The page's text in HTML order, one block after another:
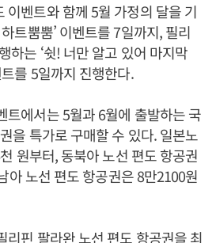
이벤트와 함께 5월 가정의 달을 기
트뿜뿜’ 이벤트를 7일까지, 필리
하는 ‘쉿! 너만 알고 있어 마지막
를 5일까지 진행한다.
트에서는 5월과 6월에 출발하는 국
을 특가로 구매할 수 있다. 일본노
원부터, 동북아 노선 편도 항공권
아 노선 편도 항공권은 8만2100원
리핀 팔라완 노선 편도 항공권을 최